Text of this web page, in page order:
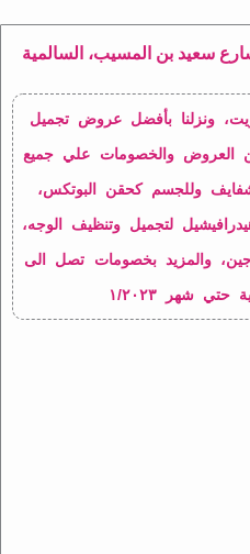
ونزلنا بأفضل عروض تجميل
من العروض والخصومات علي جميع
وللجسم كحقن البوتكس،
لتجميل وتنظيف الوجه،
والمزيد بخصومات تصل الى